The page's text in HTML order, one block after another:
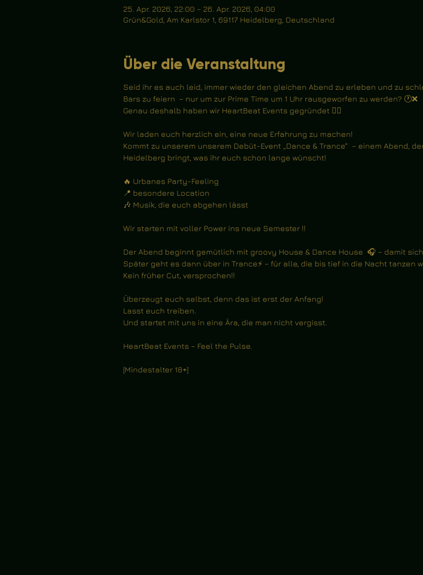
25. Apr. 2026, 22:00 – 26. Apr. 2026, 04:00
Grün&Gold, Am Karlstor 1, 69117 Heidelberg, Deutschland
Über die Veranstaltung
Seid ihr es auch leid, immer wieder den gleichen Abend zu erleben und zu
Bars zu feiern  – nur um zur Prime Time um 1 Uhr rausgeworfen zu werden? 🕐❌
Genau deshalb haben wir HeartBeat Events gegründet ❤️‍🔥
Wir laden euch herzlich ein, eine neue Erfahrung zu machen!
Kommt zu unserem unserem Debüt-Event „Dance & Trance“  – einem Abend,
Heidelberg bringt, was ihr euch schon lange wünscht!
🔥 Urbanes Party-Feeling
📍 besondere Location
🎶 Musik, die euch abgehen lässt
Wir starten mit voller Power ins neue Semester !!
Der Abend beginnt gemütlich mit groovy House & Dance House  🎧 – damit
Später geht es dann über in Trance⚡ – für alle, die bis tief in die Nacht tanzen
Kein früher Cut, versprochen!!
Überzeugt euch selbst, denn das ist erst der Anfang!
Lasst euch treiben.
Und startet mit uns in eine Ära, die man nicht vergisst.
HeartBeat Events – Feel the Pulse.
[Mindestalter 18+]